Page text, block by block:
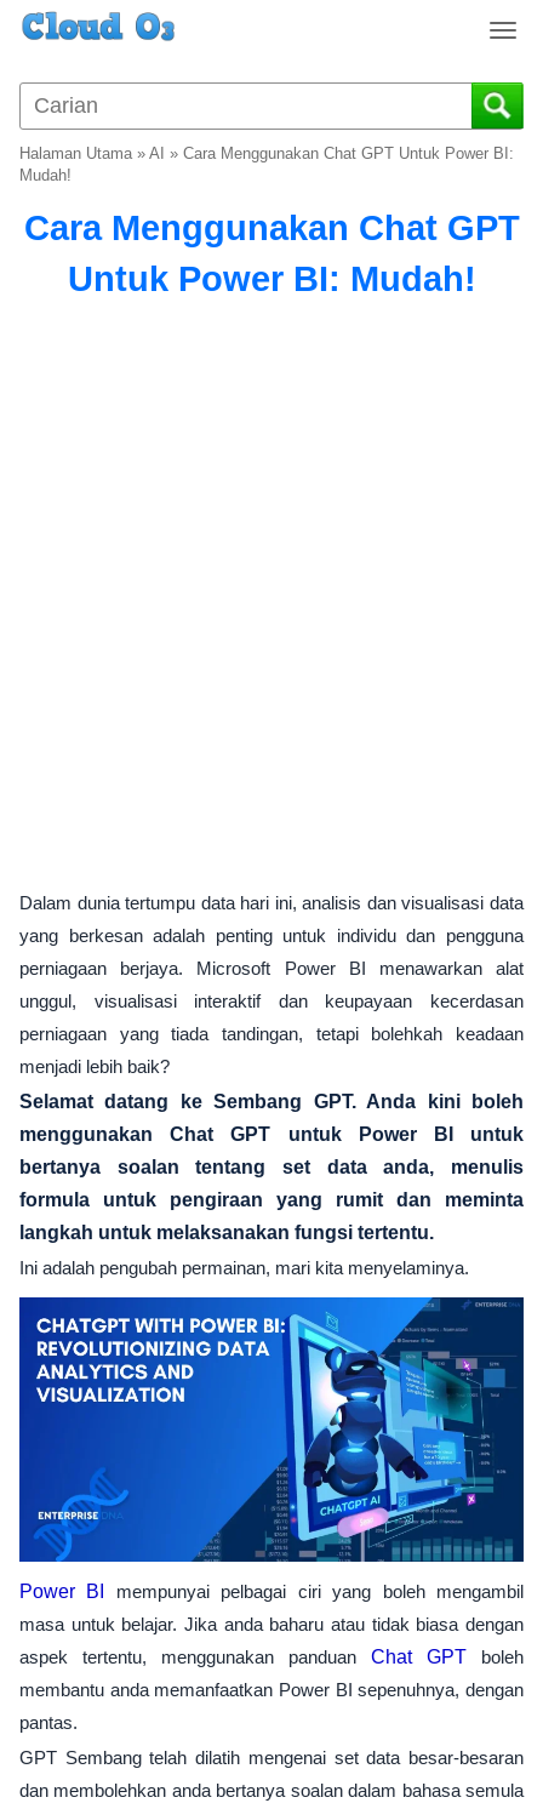
T
g
g
a
v
Halaman Utama» AI » Cara Menggunakan Chat GPT Untuk Power BI:
Mudah!
Cara Menggunakan Chat GPT
Untuk Power BI: Mudah!
Dalam dunia tertumpu data hari ini, analisis dan visualisasi data
yang berkesan adalah penting untuk individu dan pengguna
perniagaan berjaya. Microsoft Power BI menawarkan alat
unggul, visualisasi interaktif dan keupayaan kecerdasan
perniagaan yang tiada tandingan, tetapi bolehkah keadaan
menjadi lebih baik?
Selamat datang ke Sembang GPT. Anda kini boleh
menggunakan Chat GPT untuk Power BI untuk
bertanya soalan tentang set data anda, menulis
formula untuk pengiraan yang rumit dan meminta
langkah untuk melaksanakan fungsi tertentu.
Ini adalah pengubah permainan, mari kita menyelaminya.
Power BI
mempunyai pelbagai ciri yang boleh mengambil
masa untuk belajar. Jika anda baharu atau tidak biasa dengan
aspek tertentu, menggunakan panduan Chat GPT boleh
membantu anda memanfaatkan Power BI sepenuhnya, dengan
pantas.
GPT Sembang telah dilatih mengenai set data besar-besaran
dan membolehkan anda bertanya soalan dalam bahasa semula